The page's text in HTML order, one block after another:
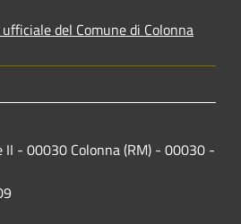
del Comune di Colonna
II - 00030 Colonna (RM) - 00030 -